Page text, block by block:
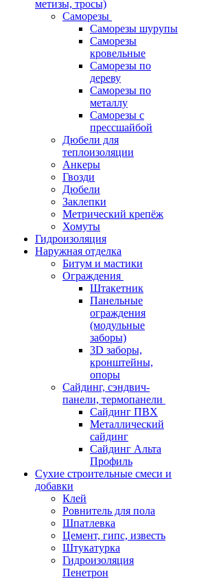
метизы, тросы)
Саморезы
Саморезы шурупы
Саморезы
кровельные
Саморезы по
дереву
Саморезы по
металлу
Саморезы с
прессшайбой
Дюбели для
теплоизоляции
Анкеры
Гвозди
Дюбели
Заклепки
Метрический крепёж
Хомуты
Гидроизоляция
Наружная отделка
Битум и мастики
Ограждения
Штакетник
Панельные
ограждения
(модульные
заборы)
3D заборы,
кронштейны,
опоры
Cайдинг, сэндвич-
панели, термопанели
Сайдинг ПВХ
Металлический
сайдинг
Сайдинг Альта
Профиль
Сухие строительные смеси и
добавки
Клей
Ровнитель для пола
Шпатлевка
Цемент, гипс, известь
Штукатурка
Гидроизоляция
Пенетрон